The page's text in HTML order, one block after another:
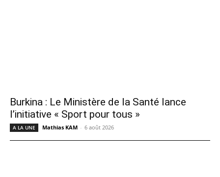
Burkina : Le Ministère de la Santé lance
l’initiative « Sport pour tous »
A LA UNE Mathias KAM - 6 août 2026